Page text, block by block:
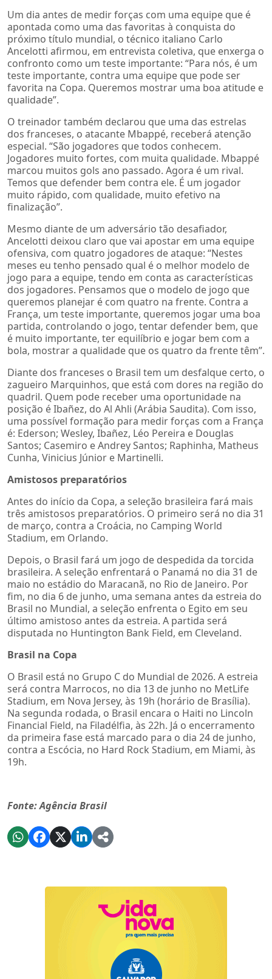
Um dia antes de medir forças com uma equipe que é
apontada como uma das favoritas à conquista do
próximo título mundial, o técnico italiano Carlo
Ancelotti afirmou, em entrevista coletiva, que enxerga o
confronto como um teste importante: “Para nós, é um
teste importante, contra uma equipe que pode ser
favorita na Copa. Queremos mostrar uma boa atitude e
qualidade”.
O treinador também declarou que uma das estrelas
dos franceses, o atacante Mbappé, receberá atenção
especial. “São jogadores que todos conhecem.
Jogadores muito fortes, com muita qualidade. Mbappé
marcou muitos gols ano passado. Agora é um rival.
Temos que defender bem contra ele. É um jogador
muito rápido, com qualidade, muito efetivo na
finalização”.
Mesmo diante de um adversário tão desafiador,
Ancelotti deixou claro que vai apostar em uma equipe
ofensiva, com quatro jogadores de ataque: “Nestes
meses eu tenho pensado qual é o melhor modelo de
jogo para a equipe, tendo em conta as características
dos jogadores. Pensamos que o modelo de jogo que
queremos planejar é com quatro na frente. Contra a
França, um teste importante, queremos jogar uma boa
partida, controlando o jogo, tentar defender bem, que
é muito importante, ter equilíbrio e jogar bem com a
bola, mostrar a qualidade que os quatro da frente têm”.
Diante dos franceses o Brasil tem um desfalque certo, o
zagueiro Marquinhos, que está com dores na região do
quadril. Quem pode receber uma oportunidade na
posição é Ibañez, do Al Ahli (Arábia Saudita). Com isso,
uma possível formação para medir forças com a França
é: Ederson; Wesley, Ibañez, Léo Pereira e Douglas
Santos; Casemiro e Andrey Santos; Raphinha, Matheus
Cunha, Vinicius Júnior e Martinelli.
Amistosos preparatórios
Antes do início da Copa, a seleção brasileira fará mais
três amistosos preparatórios. O primeiro será no dia 31
de março, contra a Croácia, no Camping World
Stadium, em Orlando.
Depois, o Brasil fará um jogo de despedida da torcida
brasileira. A seleção enfrentará o Panamá no dia 31 de
maio no estádio do Maracanã, no Rio de Janeiro. Por
fim, no dia 6 de junho, uma semana antes da estreia do
Brasil no Mundial, a seleção enfrenta o Egito em seu
último amistoso antes da estreia. A partida será
disputada no Huntington Bank Field, em Cleveland.
Brasil na Copa
O Brasil está no Grupo C do Mundial de 2026. A estreia
será contra Marrocos, no dia 13 de junho no MetLife
Stadium, em Nova Jersey, às 19h (horário de Brasília).
Na segunda rodada, o Brasil encara o Haiti no Lincoln
Financial Field, na Filadélfia, às 22h. Já o encerramento
da primeira fase está marcado para o dia 24 de junho,
contra a Escócia, no Hard Rock Stadium, em Miami, às
19h.
Fonte: Agência Brasil